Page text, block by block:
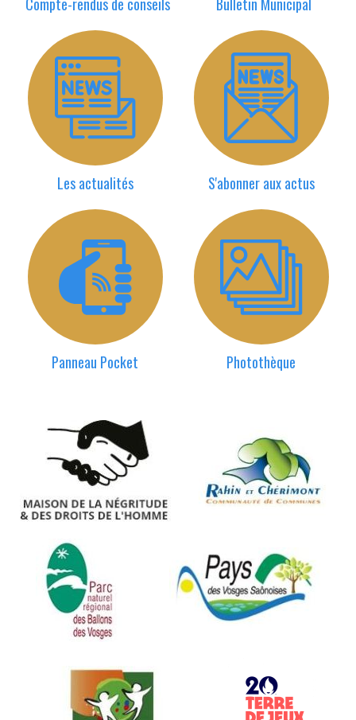
Compte-rendus de conseils Bulletin Municipal
Les actualités S'abonner aux actus
Panneau Pocket Photothèque